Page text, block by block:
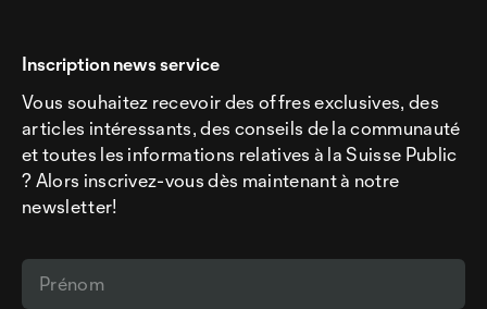
Inscription news service
Vous souhaitez recevoir des offres exclusives, des
articles intéressants, des conseils de la communauté
et toutes les informations relatives à la Suisse Public
? Alors inscrivez-vous dès maintenant à notre
newsletter!